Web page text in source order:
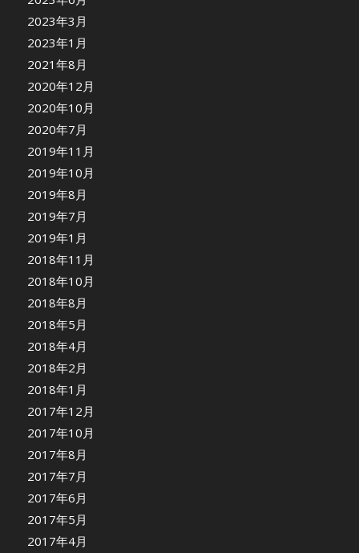
2023年3月
2023年1月
2021年8月
2020年12月
2020年10月
2020年7月
2019年11月
2019年10月
2019年8月
2019年7月
2019年1月
2018年11月
2018年10月
2018年8月
2018年5月
2018年4月
2018年2月
2018年1月
2017年12月
2017年10月
2017年8月
2017年7月
2017年6月
2017年5月
2017年4月